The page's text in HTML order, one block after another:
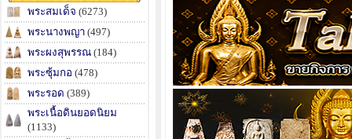
พระสมเด็จ (6273)
พระนางพญา (497)
พระผงสุพรรณ (184)
พระซุ้มกอ (478)
พระรอด (389)
พระเนื้อดินยอดนิยม
(1133)